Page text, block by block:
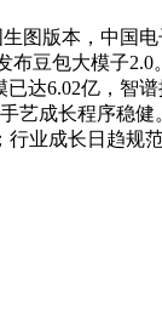
图版本，中国
豆包大模子
达6.02亿，智
艺成长程序稳
业成长日趋规